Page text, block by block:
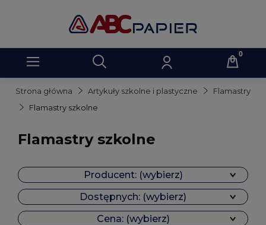
Strona główna Artykuły szkolne i plastyczne
Flamastry
Flamastry szkolne
Flamastry szkolne
Producent: (wybierz)
Dostępnych: (wybierz)
Cena: (wybierz)